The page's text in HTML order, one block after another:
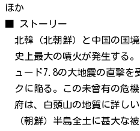
ほか
■ ストーリー
北韓（北朝鮮）と中国の国
史上最大の噴火が発生する
ュード7.8の大地震の直撃を
クに陥る。この未曾有の危
府は、白頭山の地質に詳し
（朝鮮）半島全土に甚大な